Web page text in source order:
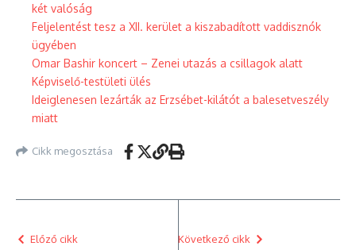
két valóság
Feljelentést tesz a XII. kerület a kiszabadított vaddisznók
ügyében
Omar Bashir koncert – Zenei utazás a csillagok alatt
Képviselő-testületi ülés
Ideiglenesen lezárták az Erzsébet-kilátót a balesetveszély
miatt
Cikk megosztása
Előző cikk Következő cikk